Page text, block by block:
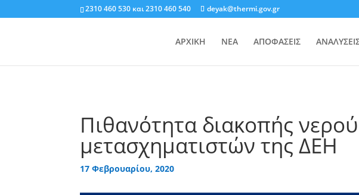
2310 460 530 και2310 460 540 deyak@thermi.gov.gr
ΑΡΧΙΚΗ ΝΕΑ ΑΠΟΦΑΣΕΙΣ
Πιθανότητα διακοπής
μετασχηματιστών της ΔΕΗ
17 Φεβρουαρίου, 2020